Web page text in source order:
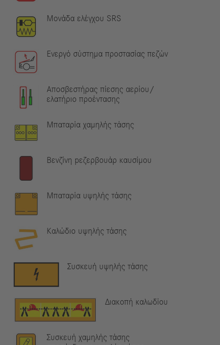
Μονάδα ελέγχου SRS
Ενεργό σύστημα προστασίας πεζών
Αποσβεστήρας πίεσης αερίου/
ελατήριο προέντασης
Μπαταρία χαμηλής τάσης
Βενζίνη pεζερβουάρ καυσίμου
Μπαταρία υψηλής τάσης
Καλώδιο υψηλής τάσης
Συσκευή υψηλής τάσης
Διακοπή καλωδίου
Συσκευή χαμηλής τάσης